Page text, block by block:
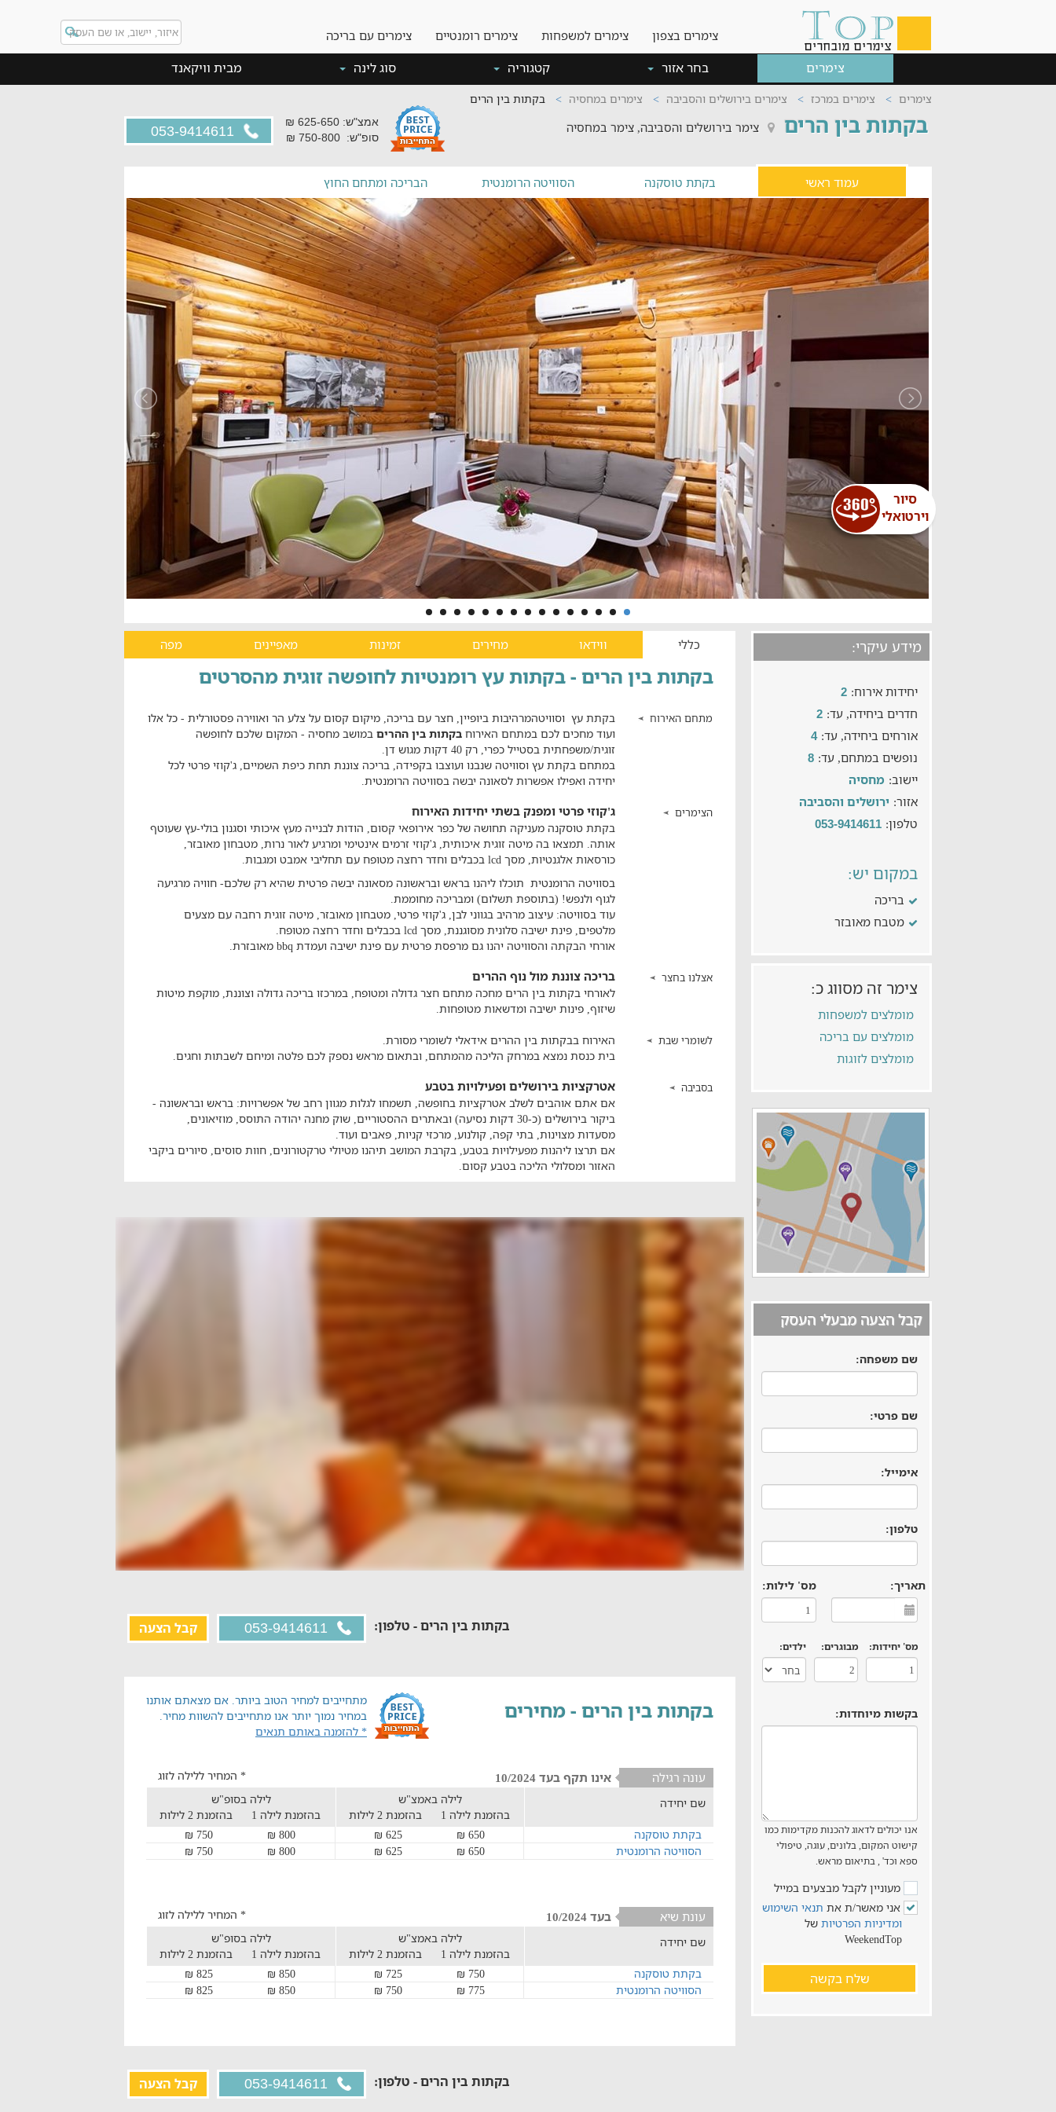
צימרים בצפון צימרים למשפחות צימרים רומנטיים צימרים עם בריכה
צימרים בחר אזור קטגוריה סוג לינה מבית וויקאנד
צימרים צימרים במרכז צימרים בירושלים והסביבה צימרים במחסיה בקתות בין הרים
בקתות בין הרים צימר בירושלים והסביבה, צימר במחסיה
אמצ"ש: 625-650 ₪
סופ"ש: 750-800 ₪
עמוד ראשי בקתת טוסקנה הסוויטה הרומנטית הבריכה ומתחם החוץ
סיור
וירטואלי
מידע עיקרי:
יחידות אירוח: 2
חדרים ביחידה, עד: 2
אורחים ביחידה, עד: 4
נופשים במתחם, עד: 8
יישוב: מחסיה
אזור: ירושלים והסביבה
טלפון: 053-9414611
במקום יש:
בריכה
מטבח מאובזר
צימר זה מסווג כ:
מומלצים למשפחות
מומלצים עם בריכה
מומלצים לזוגות
קבל הצעה מבעלי העסק
שם משפחה:
שם פרטי:
אימייל:
טלפון:
תאריך: מס' לילות:
מס' יחידות: מבוגרים: ילדים:
בקשות מיוחדות:
אנו יכולים לדאוג להכנות מקדימות כמו
קישוט המקום, בלונים, עוגה, טיפולי
ספא וכד' , בתיאום מראש.
מעוניין לקבל מבצעים במייל
אני מאשר/ת את תנאי השימוש
ומדיניות הפרטיות של
WeekendTop
שלח בקשה
כללי ווידאו מחירים זמינות מאפיינים מפה
בקתות בין הרים - בקתות עץ רומנטיות לחופשה זוגית מהסרטים
מתחם האירוח
בקתת עץ וסוויטהמרהיבות ביופיין, חצר עם בריכה, מיקום קסום על צלע הר ואווירה פסטורלית - כל אלו
ועוד מחכים לכם במתחם האירוחבקתות בין ההרים במושב מחסיה - המקום שלכם לחופשה
זוגית/משפחתית בסטייל כפרי, רק 40 דקות מגוש דן.
במתחם בקתת עץ וסוויטה שנבנו ועוצבו בקפידה, בריכה צוננת תחת כיפת השמיים, ג'קוזי פרטי לכל
יחידה ואפילו אפשרות לסאונה יבשה בסוויטה הרומנטית.
הצימרים ג'קוזי פרטי ומפנק בשתי יחידות האירוח
בקתת טוסקנה מעניקה תחושה של כפר אירופאי קסום, הודות לבנייה מעץ איכותי וסגנון בולי-עץ שעוטף
אותה. תמצאו בה מיטה זוגית איכותית, ג'קוזי זרמים אינטימי ומרגיע לאור נרות, מטבחון מאובזר,
כורסאות אלגנטיות, מסך lcd בכבלים וחדר רחצה מטופח עם תחליבי אמבט ומגבות.
בסוויטה הרומנטית תוכלו ליהנו בראש ובראשונה מסאונה יבשה פרטית שהיא רק שלכם- חוויה מרגיעה
לגוף ולנפש! (בתוספת תשלום) ומבריכה מחוממת.
עוד בסוויטה: עיצוב מרהיב בגווני לבן, ג'קוזי פרטי, מטבחון מאובזר, מיטה זוגית רחבה עם מצעים
מלטפים, פינת ישיבה סלונית מסוגננת, מסך lcd בכבלים וחדר רחצה מטופח.
אורחי הבקתה והסוויטה יהנו גם מרפסת פרטית עם פינת ישיבה ועמדת bbq מאובזרת.
אצלנו בחצר בריכה צוננת מול נוף ההרים
לאורחי בקתות בין הרים מחכה מתחם חצר גדולה ומטופח, במרכזו בריכה גדולה וצוננת, מוקפת מיטות
שיזוף, פינות ישיבה ומדשאות מטופחות.
לשומרי שבת
האירוח בבקתות בין ההרים אידאלי לשומרי מסורת.
בית כנסת נמצא במרחק הליכה מהמתחם, ובתאום מראש נספק לכם פלטה ומיחם לשבתות וחגים.
בסביבה אטרקציות בירושלים ופעילויות בטבע
אם אתם אוהבים לשלב אטרקציות בחופשה, תשמחו לגלות מגוון רחב של אפשרויות: בראש ובראשונה -
ביקור בירושלים (כ-30 דקות נסיעה) ובאתרים ההסטוריים, שוק מחנה יהודה התוסס, מוזיאונים,
מסעדות מצוינות, בתי קפה, קולנוע, מרכזי קניות, פאבים ועוד.
אם תרצו ליהנות מפעילויות בטבע, בקרבת המושב תיהנו מטיולי טרקטורונים, חוות סוסים, סיורים ביקבי
האזור ומסלולי הליכה בטבע קסום.
קבל הצעה בקתות בין הרים - טלפון:
מתחייבים למחיר הטוב ביותר. אם מצאתם אותנו
במחיר נמוך יותר אנו מתחייבים להשוות מחיר.
* להזמנה באותם תנאים
בקתות בין הרים - מחירים
עונה רגילה אינו תקף בעד 10/2024
* המחיר ללילה לזוג
שם יחידה
לילה באמצ"ש
בהזמנת לילה 1
בהזמנת 2 לילות
לילה בסופ"ש
בהזמנת לילה 1
בהזמנת 2 לילות
בקתת טוסקנה
650 ₪
625 ₪
800 ₪
750 ₪
הסוויטה הרומנטית
650 ₪
625 ₪
800 ₪
750 ₪
עונת שיא בעד 10/2024
* המחיר ללילה לזוג
שם יחידה
לילה באמצ"ש
בהזמנת לילה 1
בהזמנת 2 לילות
לילה בסופ"ש
בהזמנת לילה 1
בהזמנת 2 לילות
בקתת טוסקנה
750 ₪
725 ₪
850 ₪
825 ₪
הסוויטה הרומנטית
775 ₪
750 ₪
850 ₪
825 ₪
קבל הצעה בקתות בין הרים - טלפון: